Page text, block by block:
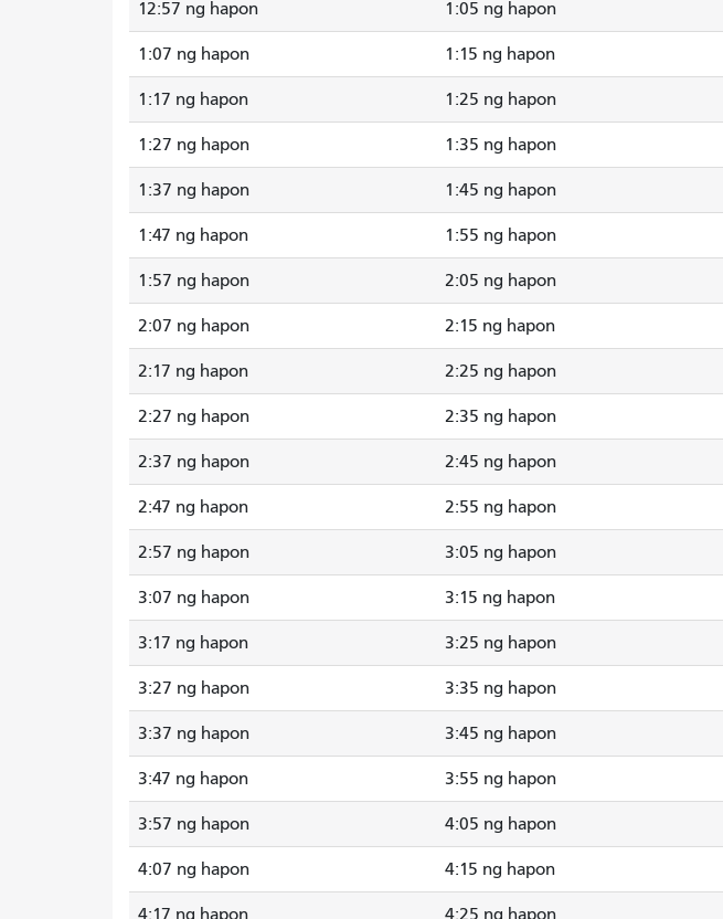
12:57 ng hapon 1:05 ng hapon
1:07 ng hapon 1:15 ng hapon
1:17 ng hapon 1:25 ng hapon
1:27 ng hapon 1:35 ng hapon
1:37 ng hapon 1:45 ng hapon
1:47 ng hapon 1:55 ng hapon
1:57 ng hapon 2:05 ng hapon
2:07 ng hapon 2:15 ng hapon
2:17 ng hapon 2:25 ng hapon
2:27 ng hapon 2:35 ng hapon
2:37 ng hapon 2:45 ng hapon
2:47 ng hapon 2:55 ng hapon
2:57 ng hapon 3:05 ng hapon
3:07 ng hapon 3:15 ng hapon
3:17 ng hapon 3:25 ng hapon
3:27 ng hapon 3:35 ng hapon
3:37 ng hapon 3:45 ng hapon
3:47 ng hapon 3:55 ng hapon
3:57 ng hapon 4:05 ng hapon
4:07 ng hapon 4:15 ng hapon
4:17 ng hapon 4:25 ng hapon